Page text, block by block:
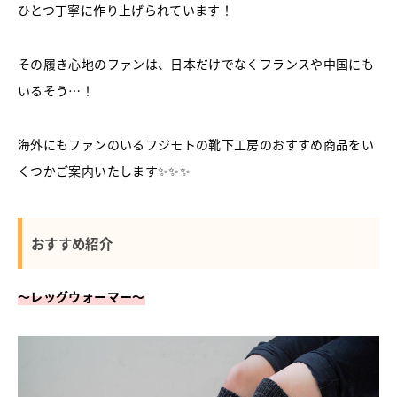
ひとつ丁寧に作り上げられています！
その履き心地のファンは、日本だけでなくフランスや中国にも
いるそう… ！
海外にもファンのいるフジモトの靴下工房のおすすめ商品をい
くつかご案内いたします✨✨✨
おすすめ紹介
〜レッグウォーマー〜